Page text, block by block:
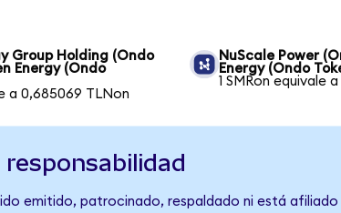
Group Holding (Ondo
Energy (Ondo
a 0,685069 TLNon
NuScale Power
Energy (Ondo
1 SMRon equivale
emitido, patrocinado, respaldado ni está